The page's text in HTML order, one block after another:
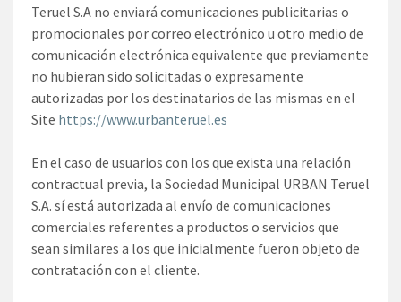
Teruel S.A no enviará comunicaciones publicitarias o
promocionales por correo electrónico u otro medio de
comunicación electrónica equivalente que previamente
no hubieran sido solicitadas o expresamente
autorizadas por los destinatarios de las mismas en el
Site https://www.urbanteruel.es
En el caso de usuarios con los que exista una relación
contractual previa, la Sociedad Municipal URBAN Teruel
S.A. sí está autorizada al envío de comunicaciones
comerciales referentes a productos o servicios que
sean similares a los que inicialmente fueron objeto de
contratación con el cliente.